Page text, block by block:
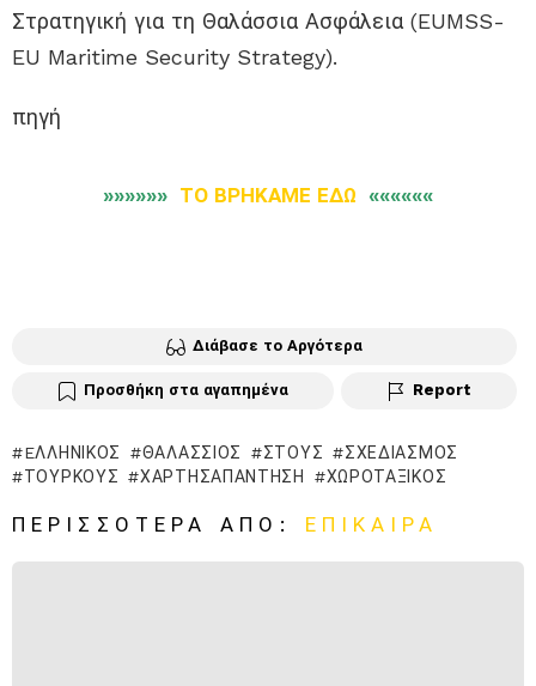
Στρατηγική για τη Θαλάσσια Ασφάλεια (EUMSS-
EU Maritime Security Strategy).
πηγή
»»»»»» ΤΟ ΒΡΗΚΑΜΕ ΕΔΩ ««««««
Διάβασε το Αργότερα
Προσθήκη στα αγαπημένα Report
EΛΛΗΝΙΚΌΣ ΘΑΛΆΣΣΙΟΣ ΣΤΟΥΣ
ΣΧΕΔΙΑΣΜΌΣ
ΤΟΎΡΚΟΥΣ
ΧΑΡΤΗΣΑΠΆΝΤΗΣΗ ΧΩΡΟΤΑΞΙΚΌΣ
ΠΕΡΙΣΣΌΤΕΡΑ ΑΠΌ: ΕΠΊΚΑΙΡΑ